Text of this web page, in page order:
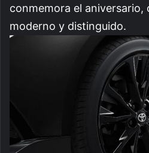
conmemora el
moderno y distinguido.